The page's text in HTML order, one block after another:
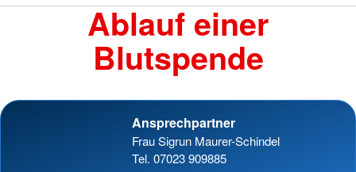
Ablauf einer
Blutspende
Ansprechpartner
Frau Sigrun Maurer-Schindel
Tel. 07023 909885